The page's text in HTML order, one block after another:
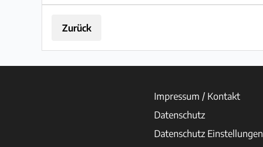
Zurück
Impressum / Kontakt
Datenschutz
Datenschutz Einstellungen